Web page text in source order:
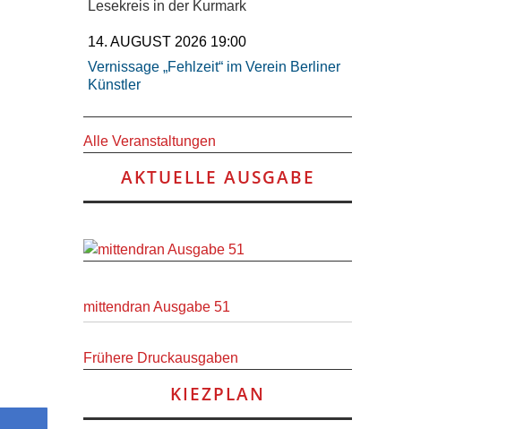
Lesekreis in der Kurmark
14. AUGUST 2026 19:00
Vernissage „Fehlzeit“ im Verein Berliner
Künstler
Alle Veranstaltungen
AKTUELLE AUSGABE
mittendran Ausgabe 51
Frühere Druckausgaben
KIEZPLAN